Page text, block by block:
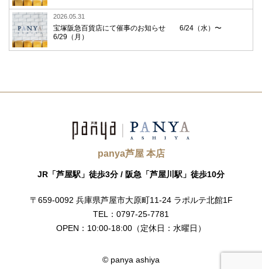
2026.05.31
宝塚阪急百貨店にて催事のお知らせ 6/24（水）〜
6/29（月）
panya芦屋 本店
JR「芦屋駅」徒歩3分 / 阪急「芦屋川駅」徒歩10分
〒659-0092 兵庫県芦屋市大原町11-24 ラポルテ北館1F
TEL：0797-25-7781
OPEN：10:00-18:00 （定休日：水曜日）
© panya ashiya